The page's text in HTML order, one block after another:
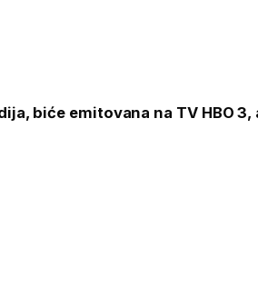
biće emitovana na TV HBO